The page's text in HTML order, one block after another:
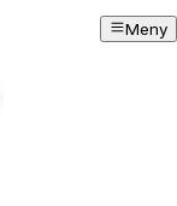
Meny